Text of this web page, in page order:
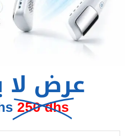
عرض
250 dhs